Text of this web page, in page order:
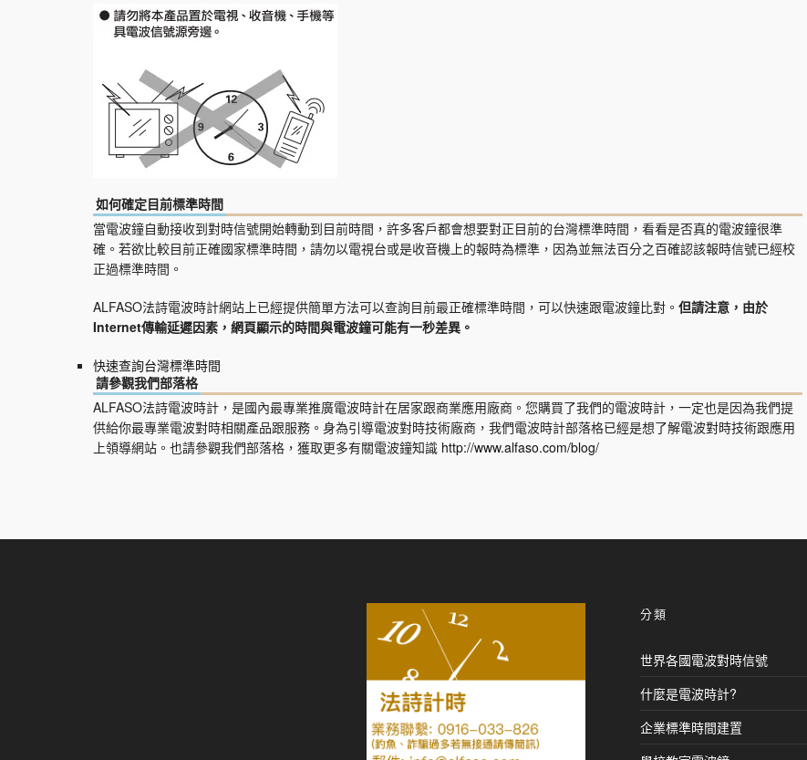
如何確定目前標準時間
當電波鐘自動接收到對時信號開始轉動到目前時間，許多客戶都會想要對正目前的台灣標準時間，看看是否真的電波鐘很準
確。若欲比較目前正確國家標準時間，請勿以電視台或是收音機上的報時為標準，因為並無法百分之百確認該報時信號已經校
正過標準時間。
ALFASO法詩電波時計網站上已經提供簡單方法可以查詢目前最正確標準時間，可以快速跟電波鐘比對。 但請注意，由於
Internet傳輸延遲因素，網頁顯示的時間與電波鐘可能有一秒差異。
快速查詢台灣標準時間
請參觀我們部落格
ALFASO法詩電波時計，是國內最專業推廣電波時計在居家跟商業應用廠商。您購買了我們的電波時計，一定也是因為我們提
供給你最專業電波對時相關產品跟服務。身為引導電波對時技術廠商，我們電波時計部落格已經是想了解電波對時技術跟應用
上領導網站。也請參觀我們部落格，獲取更多有關電波鐘知識 http://www.alfaso.com/blog/
分類
世界各國電波對時信號
什麼是電波時計?
企業標準時間建置